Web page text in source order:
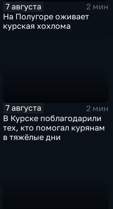
7 августа
2 мин
На Полугоре оживает
курская хохлома
7 августа
2 мин
В Курске поблагодарили
тех, кто помогал курянам
в тяжёлые дни